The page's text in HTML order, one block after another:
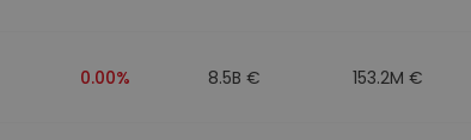
0.00% 8.5B € 153.2M €